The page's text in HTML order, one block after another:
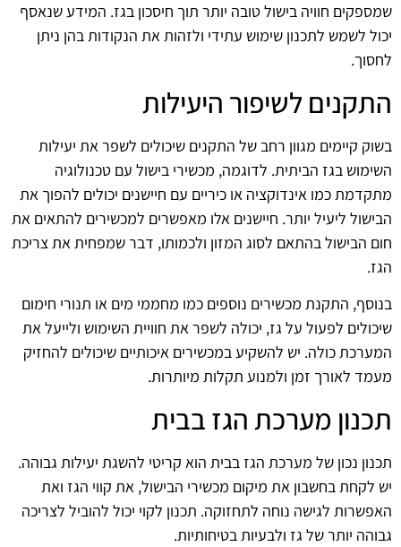
שמספקים חוויה בישול טובה יותר תוך חיסכון בגז. המידע שנאסף
יכול לשמש לתכנון שימוש עתידי ולזהות את הנקודות בהן ניתן
לחסוך.
התקנים לשיפור היעילות
בשוק קיימים מגוון רחב של התקנים שיכולים לשפר את יעילות
השימוש בגז הביתית. לדוגמה, מכשירי בישול עם טכנולוגיה
מתקדמת כמו אינדוקציה או כיריים עם חיישנים יכולים להפוך את
הבישול ליעיל יותר. חיישנים אלו מאפשרים למכשירים להתאים את
חום הבישול בהתאם לסוג המזון ולכמותו, דבר שמפחית את צריכת
הגז.
בנוסף, התקנת מכשירים נוספים כמו מחממי מים או תנורי חימום
שיכולים לפעול על גז, יכולה לשפר את חוויית השימוש ולייעל את
המערכת כולה. יש להשקיע במכשירים איכותיים שיכולים להחזיק
מעמד לאורך זמן ולמנוע תקלות מיותרות.
תכנון מערכת הגז בבית
תכנון נכון של מערכת הגז בבית הוא קריטי להשגת יעילות גבוהה.
יש לקחת בחשבון את מיקום מכשירי הבישול, את קווי הגז ואת
האפשרות לגישה נוחה לתחזוקה. תכנון לקוי יכול להוביל לצריכה
גבוהה יותר של גז ולבעיות בטיחותיות.